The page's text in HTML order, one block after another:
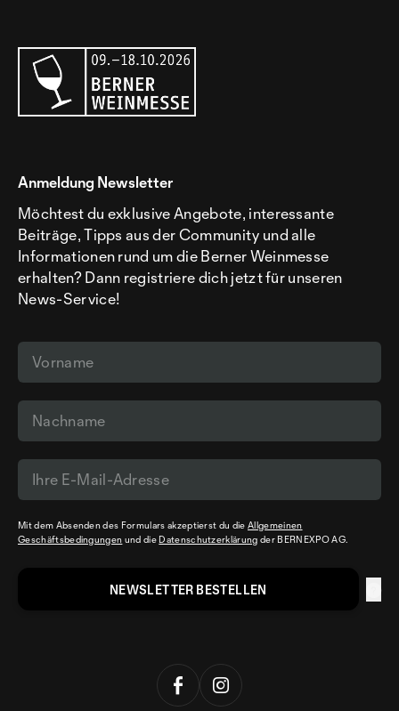
Anmeldung Newsletter
Möchtest du exklusive Angebote, interessante
Beiträge, Tipps aus der Community und alle
Informationen rund um die Berner Weinmesse
erhalten? Dann registriere dich jetzt für unseren
News-Service!
Mit dem Absenden des Formulars akzeptierst du dieAllgemeinen
Geschäftsbedingungen und die Datenschutzerklärung der BERNEXPO AG.